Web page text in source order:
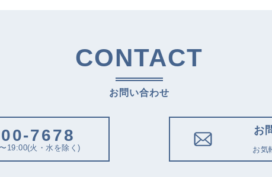
CONTACT
お問い合わせ
7678
19:00(火・水を除く)
お
お気